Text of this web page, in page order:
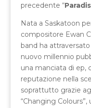
precedente “
Nata a Saskatoon
compositore Ewan
band ha
nuovo millennio
una manciata di ep,
reputazione nella
soprattutto grazie
“Changing